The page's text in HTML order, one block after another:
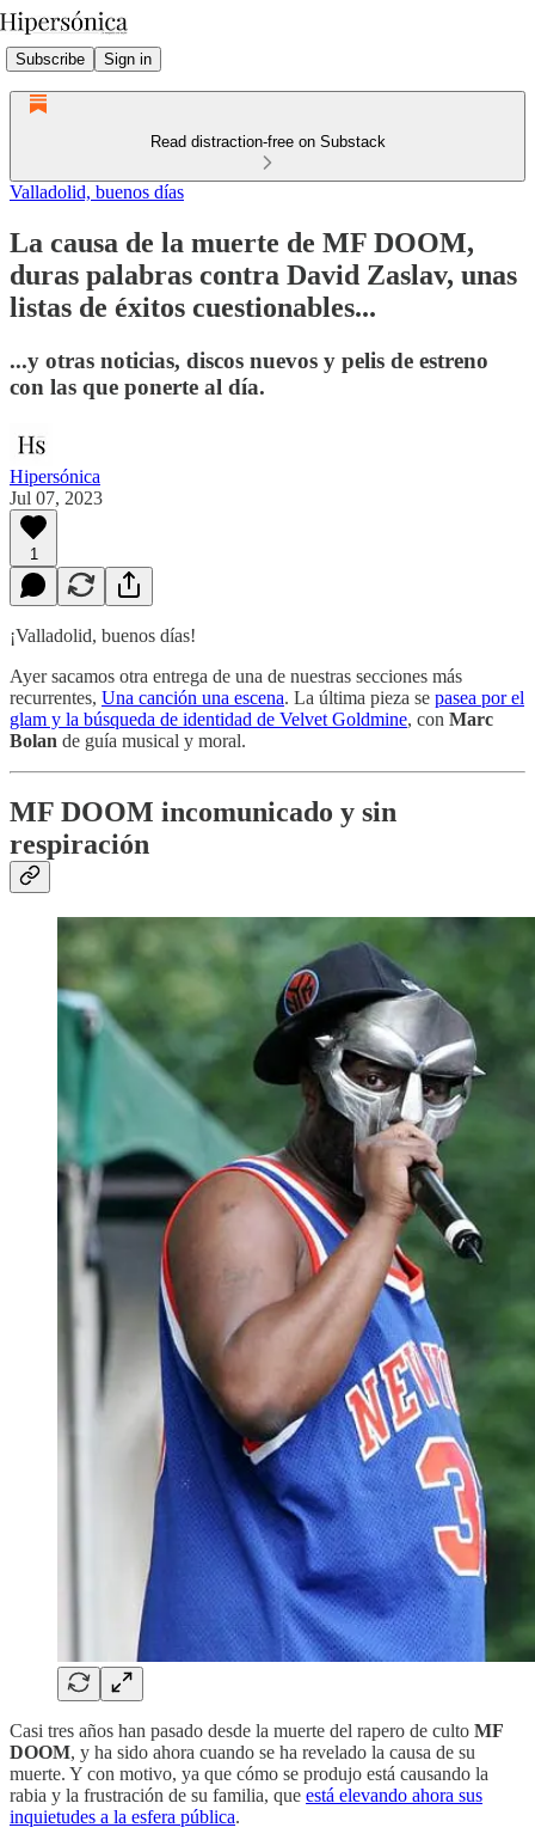
Subscribe Sign in
Read distraction-free on Substack
Valladolid, buenos días
La causa de la muerte de MF DOOM,
duras palabras contra David Zaslav, unas
listas de éxitos cuestionables...
...y otras noticias, discos nuevos y pelis de estreno
con las que ponerte al día.
Hipersónica
Jul 07, 2023
1
¡Valladolid, buenos días!
Ayer sacamos otra entrega de una de nuestras secciones más
recurrentes, Una canción una escena. La última pieza se pasea por el
glam y la búsqueda de identidad de Velvet Goldmine, con Marc
Bolan de guía musical y moral.
MF DOOM incomunicado y sin
respiración
Casi tres años han pasado desde la muerte del rapero de culto MF
DOOM, y ha sido ahora cuando se ha revelado la causa de su
muerte. Y con motivo, ya que cómo se produjo está causando la
rabia y la frustración de su familia, que está elevando ahora sus
inquietudes a la esfera pública.